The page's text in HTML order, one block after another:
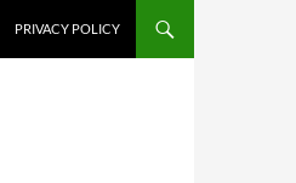
PRIVACY POLICY